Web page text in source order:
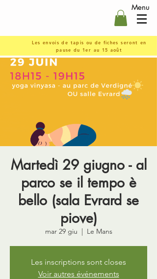
Menu
Les envois de tapis ou de fiches seront en
pause du 1er au 15 août
Martedì 29 giugno - al
parco se il tempo è
bello (sala Evrard se
piove)
mar 29 giu
  |
Le Mans
Les inscriptions sont closes
Voir autres événements